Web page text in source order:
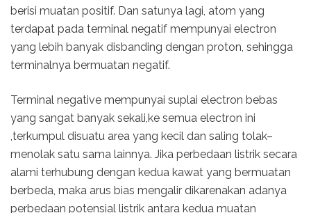
berisi muatan positif. Dan satunya lagi, atom yang
terdapat pada terminal negatif mempunyai electron
yang lebih banyak disbanding dengan proton, sehingga
terminalnya bermuatan negatif.
Terminal negative mempunyai suplai electron bebas
yang sangat banyak sekali,ke semua electron ini
,terkumpul disuatu area yang kecil dan saling tolak–
menolak satu sama lainnya. Jika perbedaan listrik secara
alami terhubung dengan kedua kawat yang bermuatan
berbeda, maka arus bias mengalir dikarenakan adanya
perbedaan potensial listrik antara kedua muatan